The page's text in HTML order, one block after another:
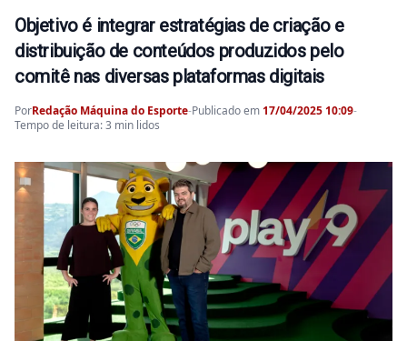
Objetivo é integrar estratégias de criação e
distribuição de conteúdos produzidos pelo
comitê nas diversas plataformas digitais
PorRedação Máquina do Esporte-Publicado em 17/04/2025 10:09-
Tempo de leitura: 3 min lidos